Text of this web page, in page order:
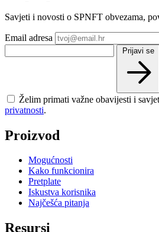
Savjeti i novosti o SPNFT obvezama,
Email adresa
Želim primati važne obavijesti i
privatnosti.
Proizvod
Mogućnosti
Kako funkcionira
Pretplate
Iskustva korisnika
Najčešća pitanja
Resursi